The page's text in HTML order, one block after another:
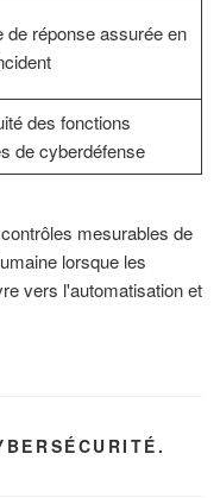
de réponse assurée en
des fonctions
de cyberdéfense
mesurables de
lorsque les
vers l'automatisation et